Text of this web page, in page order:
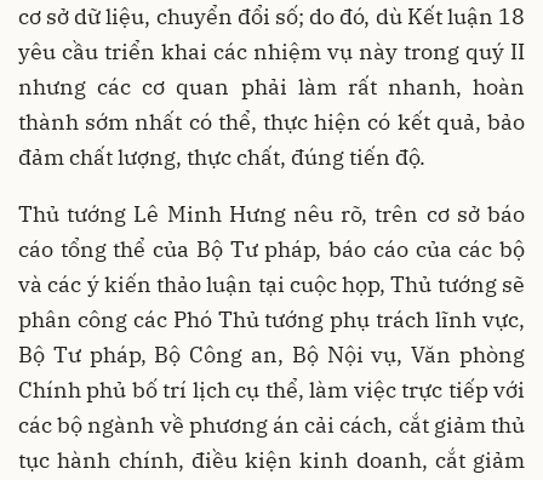
cơ sở dữ liệu, chuyển đổi số; do đó, dù Kết luận 18
yêu cầu triển khai các nhiệm vụ này trong quý II
nhưng các cơ quan phải làm rất nhanh, hoàn
thành sớm nhất có thể, thực hiện có kết quả, bảo
đảm chất lượng, thực chất, đúng tiến độ.
Thủ tướng Lê Minh Hưng nêu rõ, trên cơ sở báo
cáo tổng thể của Bộ Tư pháp, báo cáo của các bộ
và các ý kiến thảo luận tại cuộc họp, Thủ tướng sẽ
phân công các Phó Thủ tướng phụ trách lĩnh vực,
Bộ Tư pháp, Bộ Công an, Bộ Nội vụ, Văn phòng
Chính phủ bố trí lịch cụ thể, làm việc trực tiếp với
các bộ ngành về phương án cải cách, cắt giảm thủ
tục hành chính, điều kiện kinh doanh, cắt giảm